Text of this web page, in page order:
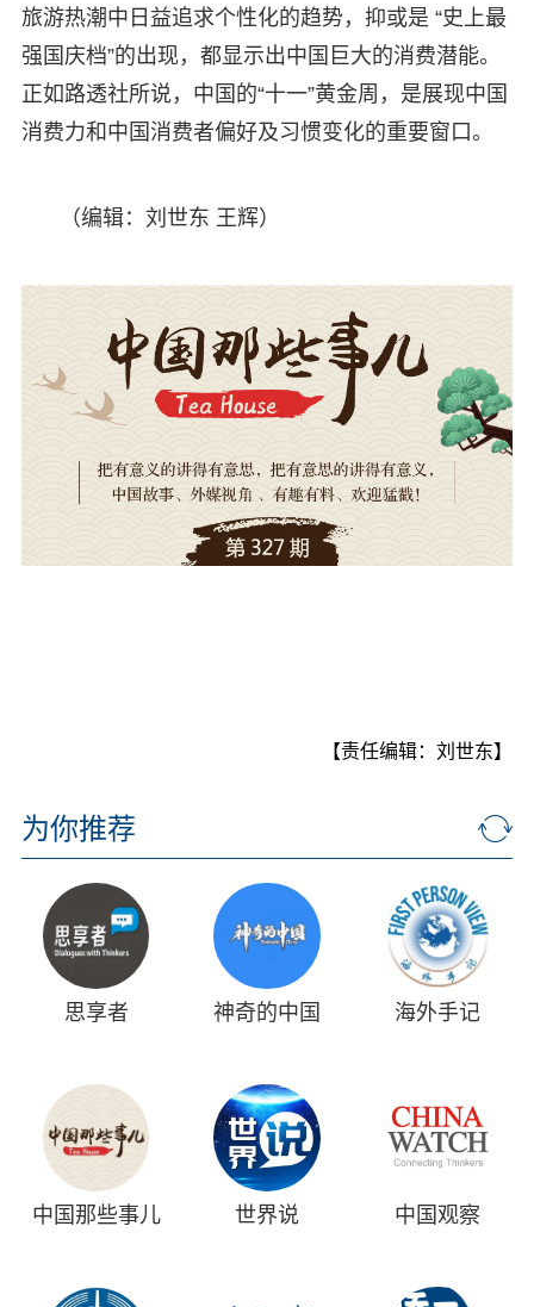
旅游热潮中日益追求个性化的趋势，抑或是 “史上最
强国庆档”的出现，都显示出中国巨大的消费潜能。
正如路透社所说，中国的“十一”黄金周，是展现中国
消费力和中国消费者偏好及习惯变化的重要窗口。
（编辑：刘世东 王辉）
【责任编辑：刘世东】
为你推荐
思享者 神奇的中国 海外手记
中国那些事儿 世界说 中国观察